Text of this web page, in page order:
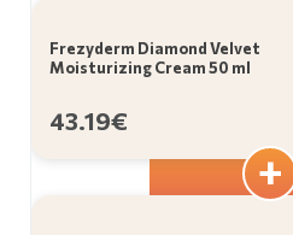
Frezyderm Diamond Velvet
Moisturizing Cream 50 ml
43.19€